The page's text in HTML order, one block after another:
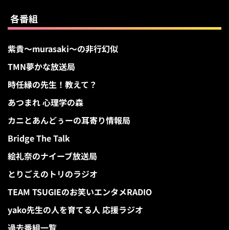
各番組
紫貴～murasaki～の非行幻似
TMN夢かな放送局
時任縁の先生！教えて？
あつまれ 心理学の森
カニとあんどぅーの耳寄り情報局
Bridge The Talk
絵礼奈のナイーブ放送局
とりごえのトリのラジオ
TEAM TSUGIEのお笑いエンタメRADIO
yako先生の人を育てる人 応援ラジオ
過去番組一覧